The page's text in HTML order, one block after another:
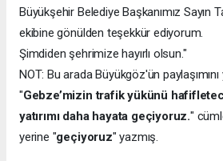
Büyükşehir Belediye Başkanımız Sayın
ekibine gönülden teşekkür ediyorum.
Şimdiden şehrimize hayırlı olsun."
NOT: Bu arada Büyükgöz'ün
"Gebze’mizin trafik yükünü
yatırımı daha hayata geçiyoruz."
yerine "geçiyoruz" yazmış.